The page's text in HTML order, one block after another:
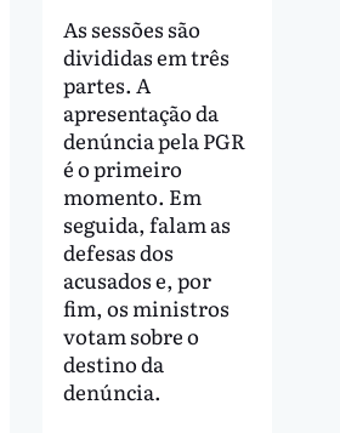
As sessões são
divididas em três
partes. A
apresentação da
denúncia pela PGR
é o primeiro
momento. Em
seguida, falam as
defesas dos
acusados e, por
fim, os ministros
votam sobre o
destino da
denúncia.